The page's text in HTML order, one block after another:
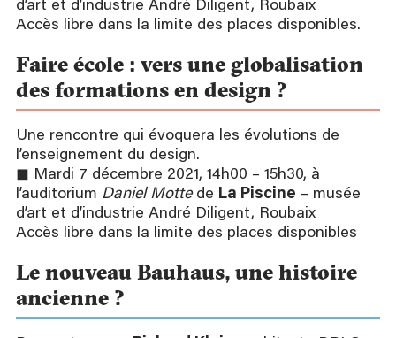
d’art et d’industrie André Diligent, Roubaix
Accès libre dans la limite des places disponibles.
Faire école : vers une globalisation
des formations en design ?
Une rencontre qui évoquera les évolutions de
l’enseignement du design.
◼ Mardi 7 décembre 2021, 14h00 – 15h30, à
l’auditorium Daniel Mottede La Piscine – musée
d’art et d’industrie André Diligent, Roubaix
Accès libre dans la limite des places disponibles
Le nouveau Bauhaus, une histoire
ancienne ?